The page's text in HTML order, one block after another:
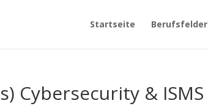
Startseite Berufsfelder
Cybersecurity & ISMS